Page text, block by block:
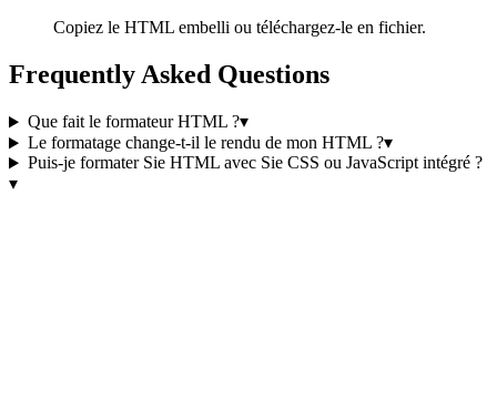
Copiez le HTML embelli ou téléchargez-le en fichier.
Frequently Asked Questions
Que fait le formateur HTML ?▾
Le formatage change-t-il le rendu de mon HTML ?▾
Puis-je formater Sie HTML avec Sie CSS ou JavaScript intégré ?
▾